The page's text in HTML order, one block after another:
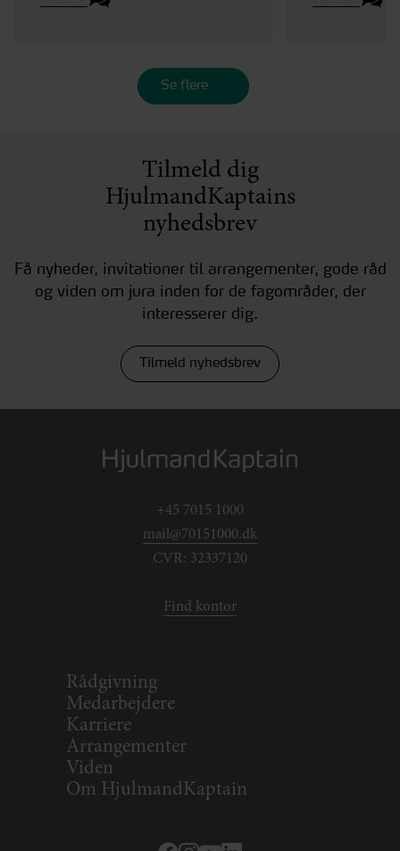
Se flere
Tilmeld dig
HjulmandKaptains
nyhedsbrev
Få nyheder, invitationer til arrangementer, gode råd
og viden om jura inden for de fagområder, der
interesserer dig.
Tilmeld nyhedsbrev
+45 7015 1000
mail@70151000.dk
CVR: 32337120
Find kontor
Rådgivning
Medarbejdere
Karriere
Arrangementer
Viden
Om HjulmandKaptain